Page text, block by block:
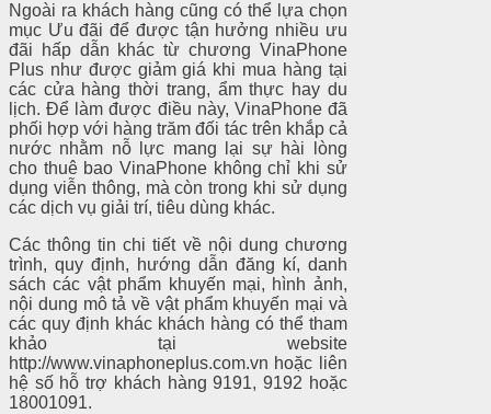
Ngoài ra khách hàng cũng có thể lựa chọn
mục Ưu đãi để được tận hưởng nhiều ưu
đãi hấp dẫn khác từ chương VinaPhone
Plus như được giảm giá khi mua hàng tại
các cửa hàng thời trang, ẩm thực hay du
lịch. Để làm được điều này, VinaPhone đã
phối hợp với hàng trăm đối tác trên khắp cả
nước nhằm nỗ lực mang lại sự hài lòng
cho thuê bao VinaPhone không chỉ khi sử
dụng viễn thông, mà còn trong khi sử dụng
các dịch vụ giải trí, tiêu dùng khác.
Các thông tin chi tiết về nội dung chương
trình, quy định, hướng dẫn đăng kí, danh
sách các vật phẩm khuyến mại, hình ảnh,
nội dung mô tả về vật phẩm khuyến mại và
các quy định khác khách hàng có thể tham
khảo tại website
http://www.vinaphoneplus.com.vn hoặc liên
hệ số hỗ trợ khách hàng 9191, 9192 hoặc
18001091.